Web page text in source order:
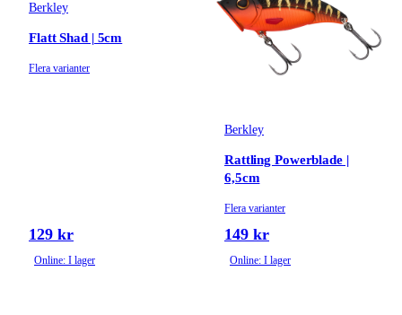
Berkley
Flatt Shad | 5cm
Flera varianter
129 kr
Online: I lager
Berkley
Rattling Powerblade |
6,5cm
Flera varianter
149 kr
Online: I lager